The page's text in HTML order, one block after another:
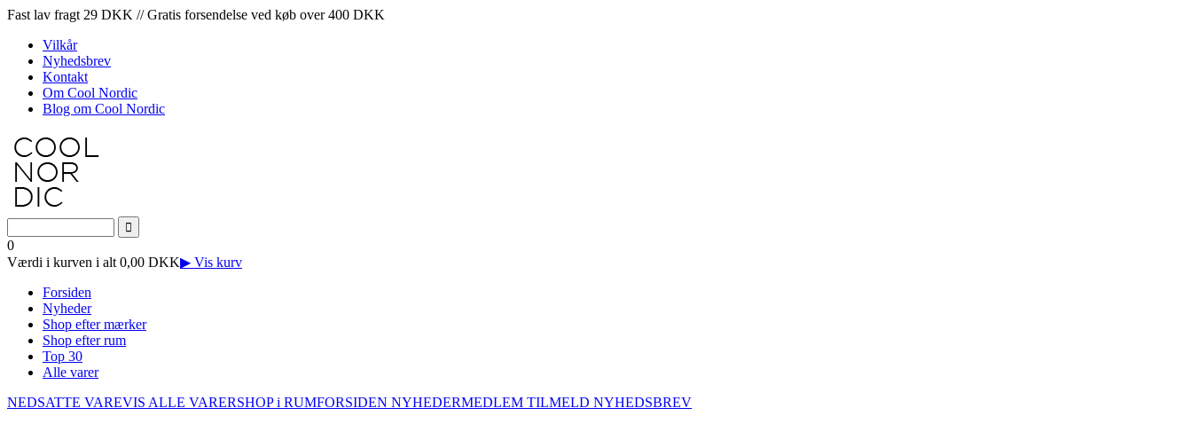
Fast lav fragt 29 DKK // Gratis forsendelse ved køb over 400 DKK
Vilkår
Nyhedsbrev
Kontakt
Om Cool Nordic
Blog om Cool Nordic
0
Værdi i kurven i alt 0,00 DKK▶ Vis kurv
Forsiden
Nyheder
Shop efter mærker
Shop efter rum
Top 30
Alle varer
NEDSATTE VAREVIS ALLE VARERSHOP i RUMFORSIDEN NYHEDERMEDLEM TILMELD NYHEDSBREV